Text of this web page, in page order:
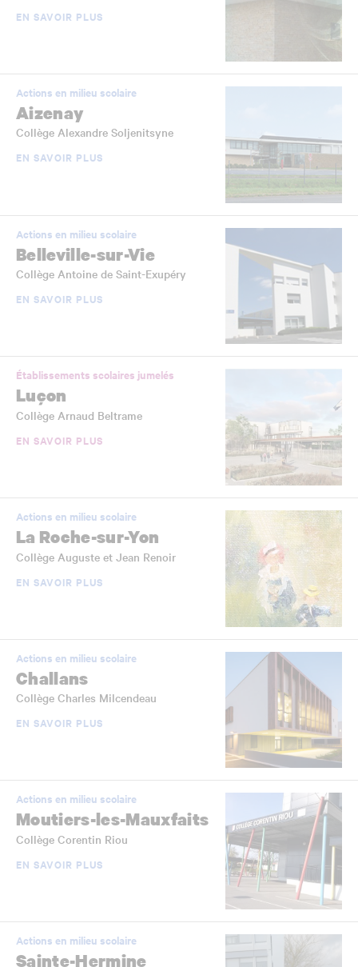
EN SAVOIR PLUS
Actions en milieu scolaire
Aizenay
Collège Alexandre Soljenitsyne
EN SAVOIR PLUS
Actions en milieu scolaire
Belleville-sur-Vie
Collège Antoine de Saint-Exupéry
EN SAVOIR PLUS
Établissements scolaires jumelés
Luçon
Collège Arnaud Beltrame
EN SAVOIR PLUS
Actions en milieu scolaire
La Roche-sur-Yon
Collège Auguste et Jean Renoir
EN SAVOIR PLUS
Actions en milieu scolaire
Challans
Collège Charles Milcendeau
EN SAVOIR PLUS
Actions en milieu scolaire
Moutiers-les-Mauxfaits
Collège Corentin Riou
EN SAVOIR PLUS
Actions en milieu scolaire
Sainte-Hermine